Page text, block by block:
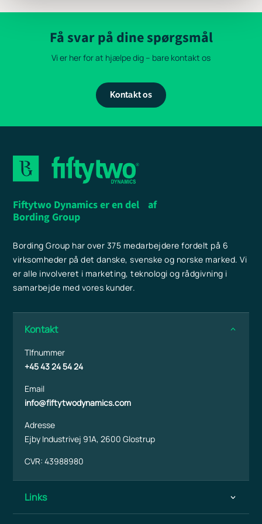
Få svar på dine spørgsmål
Vi er her for at hjælpe dig – bare kontakt os
Kontakt os
Fiftytwo Dynamics er en del af
Bording Group
Bording Group har over 375 medarbejdere fordelt på 6
virksomheder på det danske, svenske og norske marked. Vi
er alle involveret i marketing, teknologi og rådgivning i
samarbejde med vores kunder.
Kontakt
Tlfnummer
+45 43 24 54 24
Email
info@fiftytwodynamics.com
Adresse
Ejby Industrivej 91A, 2600 Glostrup
CVR: 43988980
Links